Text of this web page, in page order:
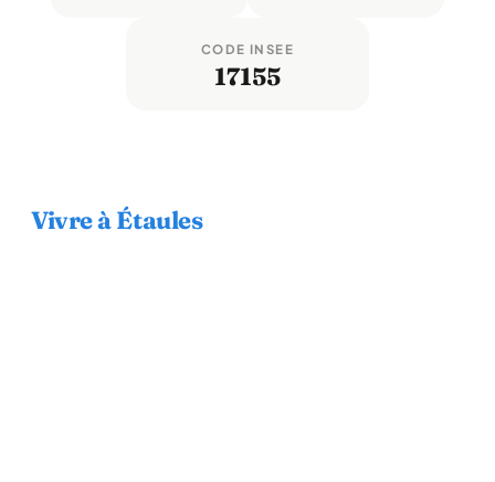
CODE INSEE
17155
Vivre à Étaules